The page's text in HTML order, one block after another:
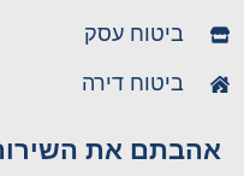
ביטוח עסק
ביטוח דירה
אהבתם את השירות,